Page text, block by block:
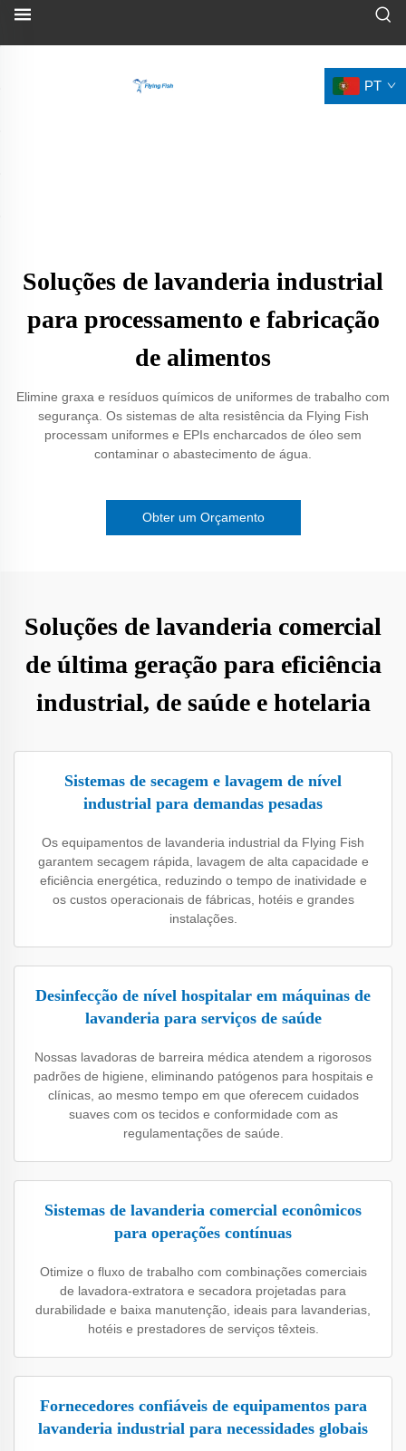
PT
Soluções de lavanderia industrial
para processamento e fabricação
de alimentos
Elimine graxa e resíduos químicos de uniformes de trabalho com
segurança. Os sistemas de alta resistência da Flying Fish
processam uniformes e EPIs encharcados de óleo sem
contaminar o abastecimento de água.
Obter um Orçamento
Soluções de lavanderia comercial
de última geração para eficiência
industrial, de saúde e hotelaria
Sistemas de secagem e lavagem de nível
industrial para demandas pesadas
Os equipamentos de lavanderia industrial da Flying Fish
garantem secagem rápida, lavagem de alta capacidade e
eficiência energética, reduzindo o tempo de inatividade e
os custos operacionais de fábricas, hotéis e grandes
instalações.
Desinfecção de nível hospitalar em máquinas de
lavanderia para serviços de saúde
Nossas lavadoras de barreira médica atendem a rigorosos
padrões de higiene, eliminando patógenos para hospitais e
clínicas, ao mesmo tempo em que oferecem cuidados
suaves com os tecidos e conformidade com as
regulamentações de saúde.
Sistemas de lavanderia comercial econômicos
para operações contínuas
Otimize o fluxo de trabalho com combinações comerciais
de lavadora-extratora e secadora projetadas para
durabilidade e baixa manutenção, ideais para lavanderias,
hotéis e prestadores de serviços têxteis.
Fornecedores confiáveis de equipamentos para
lavanderia industrial para necessidades globais